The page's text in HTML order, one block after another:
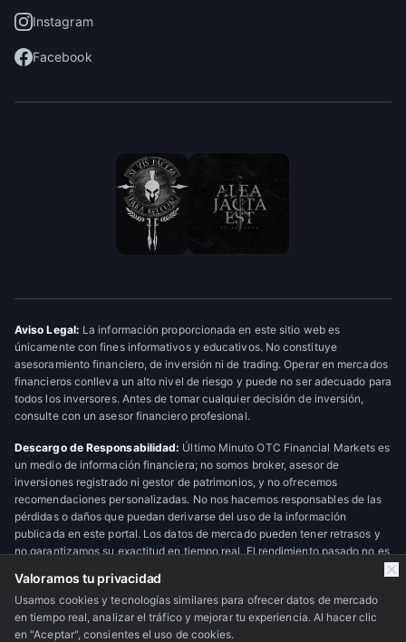
Instagram
Facebook
Aviso Legal: La información proporcionada en este sitio web es
únicamente con fines informativos y educativos. No constituye
asesoramiento financiero, de inversión ni de trading. Operar en mercados
financieros conlleva un alto nivel de riesgo y puede no ser adecuado para
todos los inversores. Antes de tomar cualquier decisión de inversión,
consulte con un asesor financiero profesional.
Descargo de Responsabilidad: Último Minuto OTC Financial Markets es
un medio de información financiera; no somos broker, asesor de
inversiones registrado ni gestor de patrimonios, y no ofrecemos
recomendaciones personalizadas. No nos hacemos responsables de las
pérdidas o daños que puedan derivarse del uso de la información
publicada en este portal. Los datos de mercado pueden tener retrasos y
no garantizamos su exactitud en tiempo real. El rendimiento pasado no es
© 2026 Último Minuto OTC Financial Markets. Todos los derechos
Valoramos tu privacidad
Usamos cookies y tecnologías similares para ofrecer datos de mercado
en tiempo real, analizar el tráfico y mejorar tu experiencia. Al hacer clic
en "Aceptar", consientes el uso de cookies.